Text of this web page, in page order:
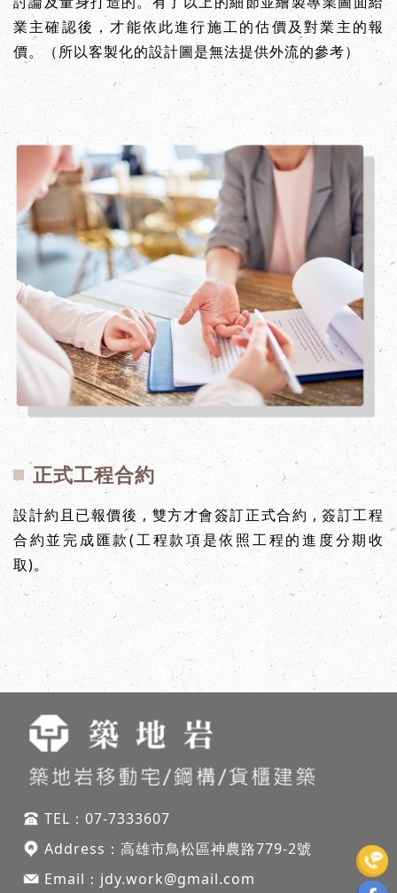
業主確認後，才能依此進行施工的估價及對業主的報
價。（所以客製化的設計圖是無法提供外流的參考）
正式工程合約
設計約且已報價後 , 雙方才會簽訂正式合約 , 簽訂工程
合約並完成匯款(工程款項是依照工程的進度分期收
取)。
兒童線上英文推薦
TEL： 07-7333607
Address： 高雄市鳥松區神農路779-2號
Email： jdy.work@gmail.com